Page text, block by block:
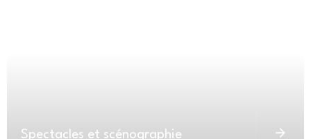
Spectacles et scénographie